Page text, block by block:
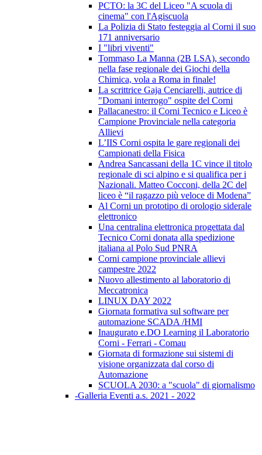
PCTO: la 3C del Liceo "A scuola di
cinema" con l'Agiscuola
La Polizia di Stato festeggia al Corni il suo
171 anniversario
I "libri viventi"
Tommaso La Manna (2B LSA), secondo
nella fase regionale dei Giochi della
Chimica, vola a Roma in finale!
La scrittrice Gaja Cenciarelli, autrice di
"Domani interrogo" ospite del Corni
Pallacanestro: il Corni Tecnico e Liceo è
Campione Provinciale nella categoria
Allievi
L’IIS Corni ospita le gare regionali dei
Campionati della Fisica
Andrea Sancassani della 1C vince il titolo
regionale di sci alpino e si qualifica per i
Nazionali. Matteo Cocconi, della 2C del
liceo è “il ragazzo più veloce di Modena”
Al Corni un prototipo di orologio siderale
elettronico
Una centralina elettronica progettata dal
Tecnico Corni donata alla spedizione
italiana al Polo Sud PNRA
Corni campione provinciale allievi
campestre 2022
Nuovo allestimento al laboratorio di
Meccatronica
LINUX DAY 2022
Giornata formativa sul software per
automazione SCADA /HMI
Inaugurato e.DO Learning il Laboratorio
Corni - Ferrari - Comau
Giornata di formazione sui sistemi di
visione organizzata dal corso di
Automazione
SCUOLA 2030: a "scuola" di giornalismo
-Galleria Eventi a.s. 2021 - 2022